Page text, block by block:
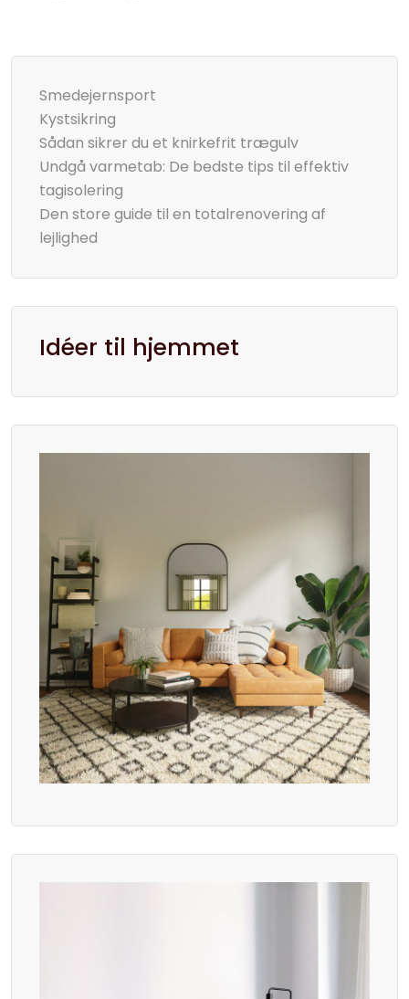
Smedejernsport
Kystsikring
Sådan sikrer du et knirkefrit trægulv
Undgå varmetab: De bedste tips til effektiv
tagisolering
Den store guide til en totalrenovering af
lejlighed
Idéer til hjemmet